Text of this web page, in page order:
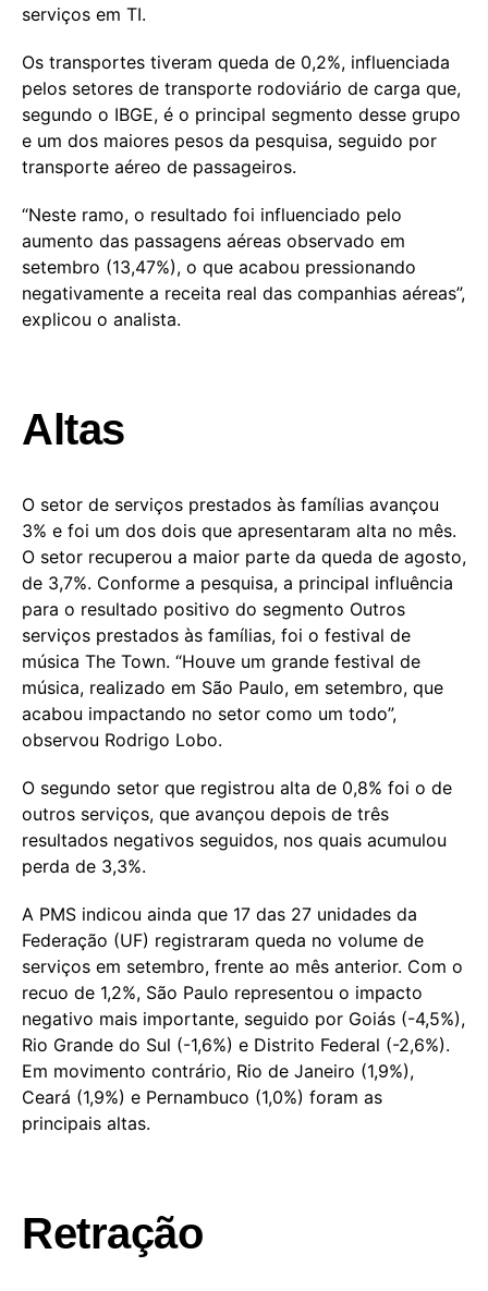
serviços em TI.
Os transportes tiveram queda de 0,2%, influenciada
pelos setores de transporte rodoviário de carga que,
segundo o IBGE, é o principal segmento desse grupo
e um dos maiores pesos da pesquisa, seguido por
transporte aéreo de passageiros.
“Neste ramo, o resultado foi influenciado pelo
aumento das passagens aéreas observado em
setembro (13,47%), o que acabou pressionando
negativamente a receita real das companhias aéreas”,
explicou o analista.
Altas
O setor de serviços prestados às famílias avançou
3% e foi um dos dois que apresentaram alta no mês.
O setor recuperou a maior parte da queda de agosto,
de 3,7%. Conforme a pesquisa, a principal influência
para o resultado positivo do segmento Outros
serviços prestados às famílias, foi o festival de
música The Town. “Houve um grande festival de
música, realizado em São Paulo, em setembro, que
acabou impactando no setor como um todo”,
observou Rodrigo Lobo.
O segundo setor que registrou alta de 0,8% foi o de
outros serviços, que avançou depois de três
resultados negativos seguidos, nos quais acumulou
perda de 3,3%.
A PMS indicou ainda que 17 das 27 unidades da
Federação (UF) registraram queda no volume de
serviços em setembro, frente ao mês anterior. Com o
recuo de 1,2%, São Paulo representou o impacto
negativo mais importante, seguido por Goiás (-4,5%),
Rio Grande do Sul (-1,6%) e Distrito Federal (-2,6%).
Em movimento contrário, Rio de Janeiro (1,9%),
Ceará (1,9%) e Pernambuco (1,0%) foram as
principais altas.
Retração